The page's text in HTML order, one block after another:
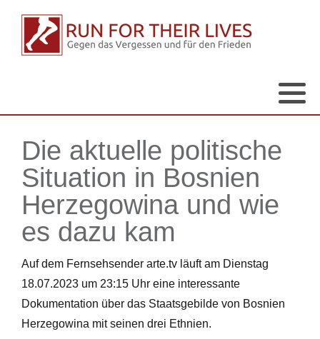
Die aktuelle politische
Situation in Bosnien
Herzegowina und wie
es dazu kam
Auf dem Fernsehsender arte.tv läuft am Dienstag
18.07.2023 um 23:15 Uhr eine interessante
Dokumentation über das Staatsgebilde von Bosnien
Herzegowina mit seinen drei Ethnien.